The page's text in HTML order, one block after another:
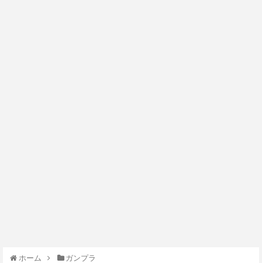
ホーム ガンプラ